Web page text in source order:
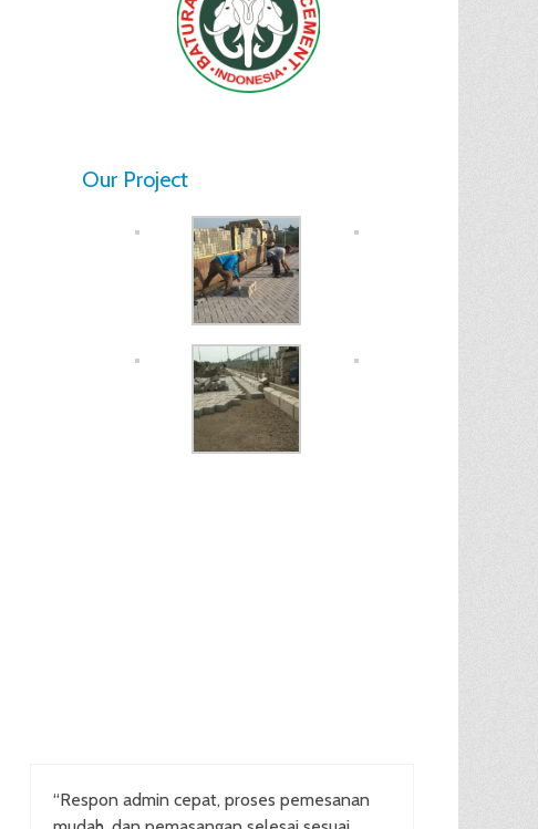
Our Project
“Respon admin cepat, proses pemesanan